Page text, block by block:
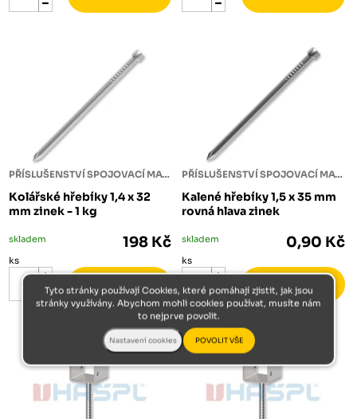
PŘÍSLUŠENSTVÍ SPOJOVACÍ MATERIÁL
Kolářské hřebíky 1,4 x 32
mm zinek - 1 kg
skladem 198 Kč
ks
PŘÍSLUŠENSTVÍ SPOJOVACÍ MATERIÁL
Kalené hřebíky 1,5 x 35 mm
rovná hlava zinek
skladem 0,90 Kč
ks
Tyto stránky používají Cookies, které pomáhají zjistit, jak jsou
stránky využívány. Abychom mohli cookies používat, musíte nám
to nejprve povolit.